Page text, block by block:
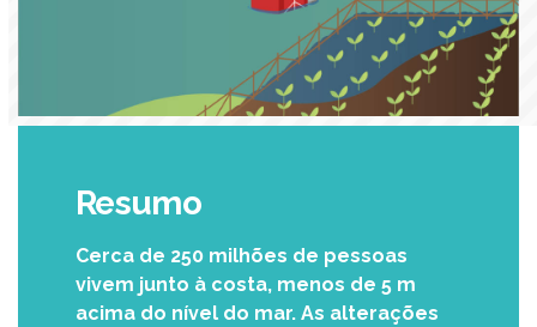
Resumo
Cerca de 250 milhões de pessoas
vivem junto à costa, menos de 5 m
acima do nível do mar. As alterações